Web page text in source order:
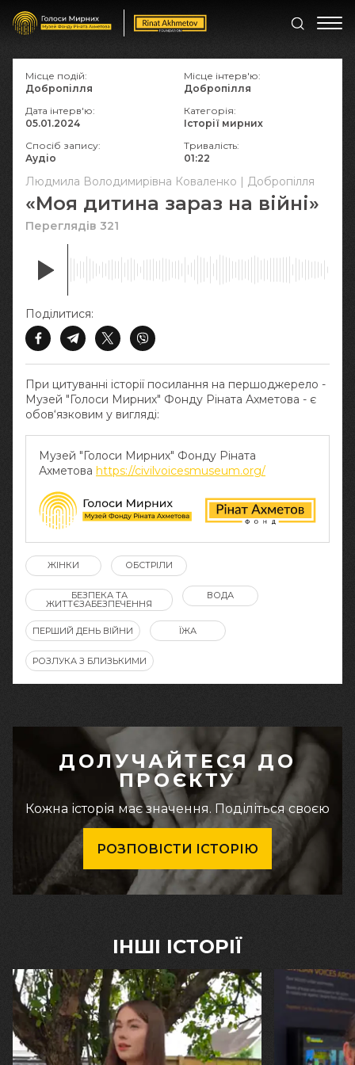
Людмила Володимирівна Коваленко | Добропілля
«Моя дитина зараз на війні»
Переглядів 321
При цитуванні історії посилання на першоджерело -
Музей "Голоси Мирних" Фонду Ріната Ахметова - є
обов‘язковим у вигляді:
Музей "Голоси Мирних" Фонду Ріната
Ахметова https://civilvoicesmuseum.org/
Поділитися:
Місце подій:
Добропілля
Місце інтерв'ю:
Добропілля
Дата інтерв'ю:
05.01.2024
Категорія:
Історії мирних
Спосіб запису:
Аудіо
Тривалість:
01:22
ЖІНКИ ОБСТРІЛИ
БЕЗПЕКА ТА
ЖИТТЄЗАБЕЗПЕЧЕННЯ
ВОДА
ПЕРШИЙ ДЕНЬ ВІЙНИ ЇЖА
РОЗЛУКА З БЛИЗЬКИМИ
ДОЛУЧАЙТЕСЯ ДО
ПРОЄКТУ
Кожна історія має значення. Поділіться своєю
РОЗПОВІСТИ ІСТОРІЮ
ІНШІ ІСТОРІЇ